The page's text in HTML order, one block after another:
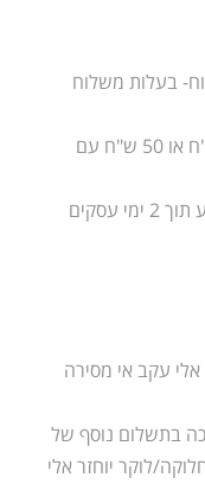
בעלות משלוח
משלוח החבילה דרך הדואר( בסך 15 ש"ח או 50 ש"ח עם
מוצר שנשלח לנקודת מסירה/לוקר, מגיע תוך 2 ימי עסקים
עקב אי מסירה
בתשלום נוסף של
לוקר יוחזר אלי